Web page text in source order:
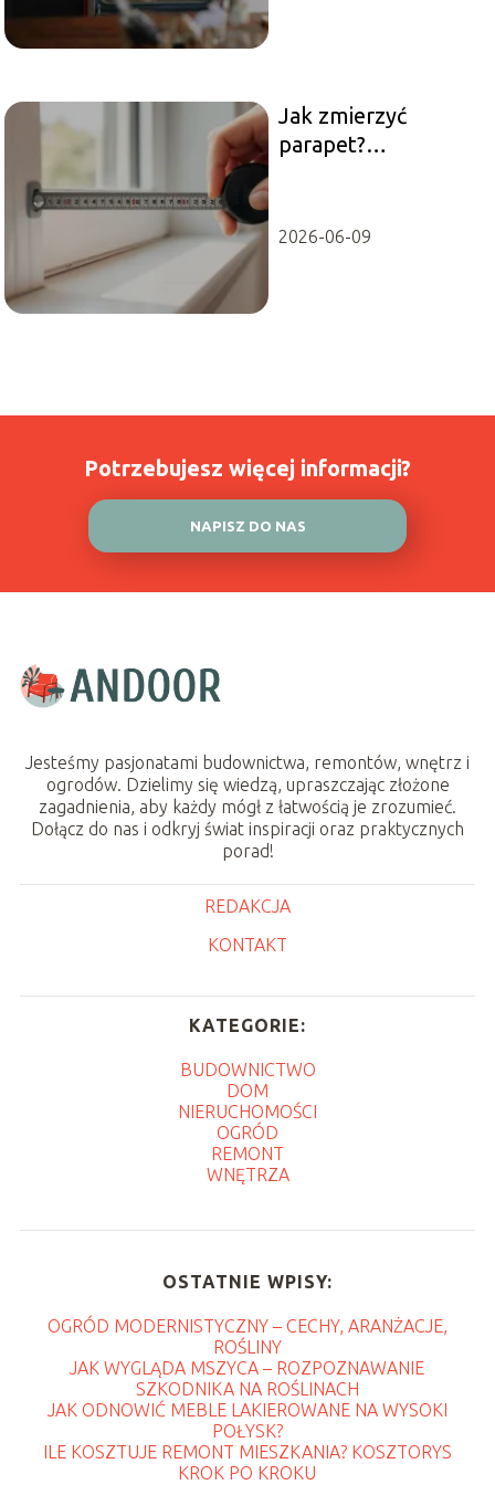
Jak zmierzyć
parapet?
kroku
2026-06-09
Potrzebujesz więcej informacji?
NAPISZ DO NAS
Jesteśmy pasjonatami budownictwa, remontów, wnętrz i
ogrodów. Dzielimy się wiedzą, upraszczając złożone
zagadnienia, aby każdy mógł z łatwością je zrozumieć.
Dołącz do nas i odkryj świat inspiracji oraz praktycznych
porad!
REDAKCJA
KONTAKT
KATEGORIE:
BUDOWNICTWO
DOM
NIERUCHOMOŚCI
OGRÓD
REMONT
WNĘTRZA
OSTATNIE WPISY:
OGRÓD MODERNISTYCZNY – CECHY, ARANŻACJE,
ROŚLINY
JAK WYGLĄDA MSZYCA – ROZPOZNAWANIE
SZKODNIKA NA ROŚLINACH
JAK ODNOWIĆ MEBLE LAKIEROWANE NA WYSOKI
POŁYSK?
ILE KOSZTUJE REMONT MIESZKANIA? KOSZTORYS
KROK PO KROKU